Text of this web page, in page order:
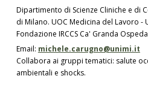
Dipartimento di Scienze Cliniche e di
di Milano. UOC Medicina del Lavoro -
Fondazione IRCCS Ca' Granda
Email: michele.carugno@unimi.it
Collabora ai gruppi tematici: salute
ambientali e shocks.